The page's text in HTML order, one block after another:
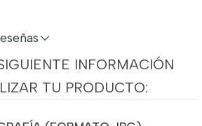
reseñas
INFORMACIÓN
TU PRODUCTO: